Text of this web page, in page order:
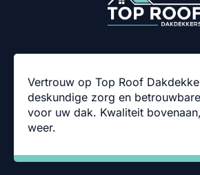
Vertrouw op Top Roof
deskundige zorg en
voor uw dak. Kwaliteit
weer.